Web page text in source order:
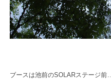
ブースは池前のSOLARステージ前…